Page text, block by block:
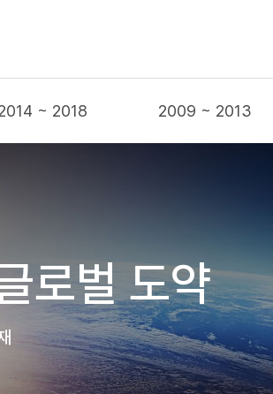
~ 2018 2009 ~ 2013
로벌 도약